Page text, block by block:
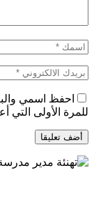
احفظ اسمي
للمرة الأولى التي